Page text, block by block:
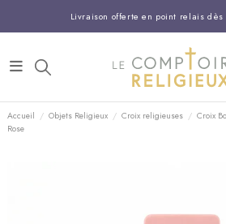
Livraison offerte en point relais dès
Entreprise Française familiale
Support client disponible au 03
Commandez avant 14H, expédition
Accueil Objets Religieux Croix religieuses
Croix
Rose